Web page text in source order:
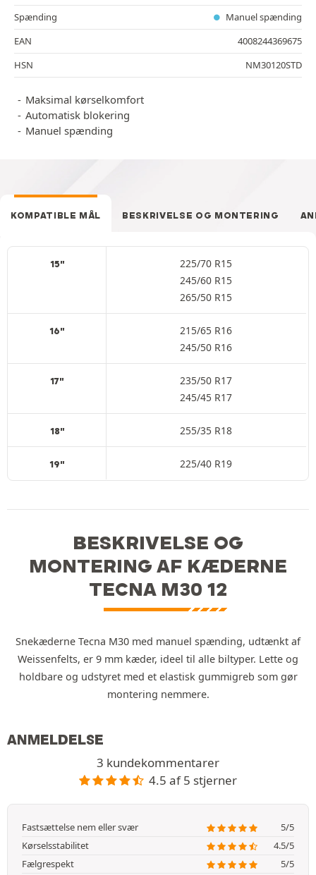
Spænding
Manuel spænding
EAN
4008244369675
HSN
NM30120STD
Maksimal kørselkomfort
Automatisk blokering
Manuel spænding
KOMPATIBLE MÅL BESKRIVELSE OG MONTERING
15"
225/70 R15
245/60 R15
265/50 R15
16"
215/65 R16
245/50 R16
17"
235/50 R17
245/45 R17
18" 255/35 R18
19" 225/40 R19
BESKRIVELSE OG
MONTERING AF KÆDERNE
TECNA M30 12
Snekæderne Tecna M30 med manuel spænding, udtænkt af
Weissenfelts, er 9 mm kæder, ideel til alle biltyper. Lette og
holdbare og udstyret med et elastisk gummigreb som gør
montering nemmere.
ANMELDELSE
3 kundekommentarer
4.5 af 5 stjerner
Fastsættelse nem eller svær
5/5
Kørselsstabilitet
4.5/5
Fælgrespekt
5/5